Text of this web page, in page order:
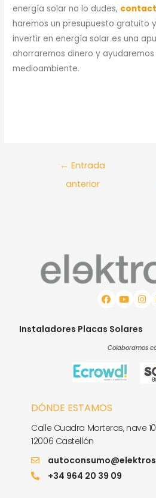
energía solar no lo dudes,
haremos un presupuesto gratuito
invertir en energía solar es una
ahorraremos dinero y
medioambiente.
← Entrada
anterior
Instaladores Placas Solares
Colaboramos
DÓNDE ESTAMOS
Calle Cuadra Morteras, nave
12006 Castellón
+34 964 20 39 09